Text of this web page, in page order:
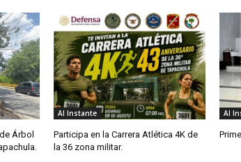
Árbol
Al Instante
Participa en la Carrera Atlética 4K de
la 36 zona militar.
Al